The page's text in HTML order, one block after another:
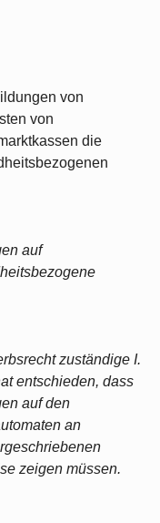
von
von
die
auf
zuständige I.
entschieden, dass
auf den
an
zeigen müssen.